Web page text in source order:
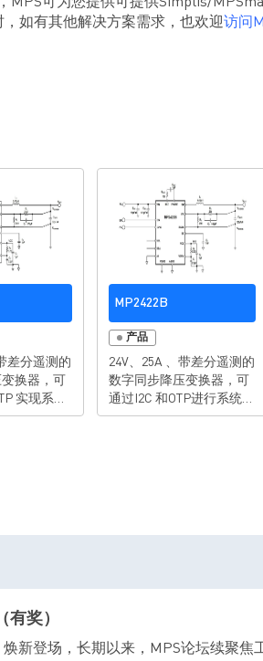
如有其他解决方案需求，也欢迎访问
差分遥测的
换器，可
实现系统
MP2422B
产品
24V、25A 、带差分遥测的
数字同步降压变换器，可
通过I2C 和OTP进行系统配
置
有奖）
焕新登场，长期以来，MPS论坛续聚